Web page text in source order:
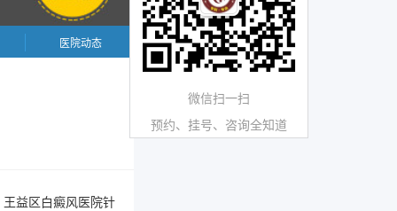
医院动态
益区白癜风医院针
微信扫一扫
预约、挂号、咨询全知道